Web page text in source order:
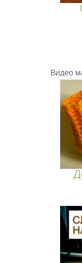
Видео